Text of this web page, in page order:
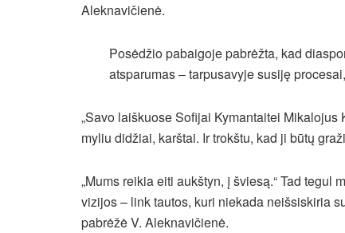
Aleknavičienė.
Posėdžio pabaigoje pabrėžta, kad
atsparumas – tarpusavyje susiję
„Savo laiškuose Sofijai Kymantaitei
myliu didžiai, karštai. Ir trokštu, kad ji būtų
„Mums reikia eiti aukštyn, į šviesą.“ Tad
vizijos – link tautos, kuri niekada neišsiskiria
pabrėžė V. Aleknavičienė.